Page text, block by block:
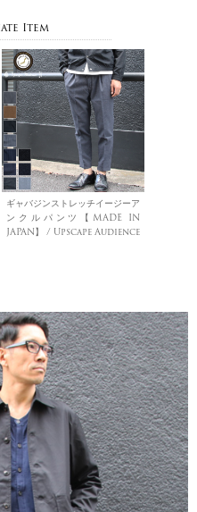
Item
ギャバジンストレッチイージーア
ンクルパンツ【MADE IN
JAPAN】 / Upscape Audience